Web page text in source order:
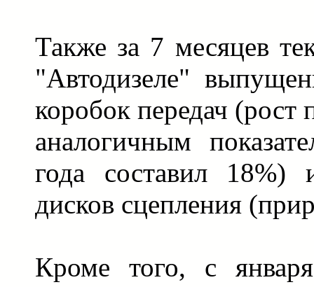
Также за 7 месяцев
"Автодизеле"
коробок передач (рост
аналогичным
года составил
дисков сцепления
Кроме того, с